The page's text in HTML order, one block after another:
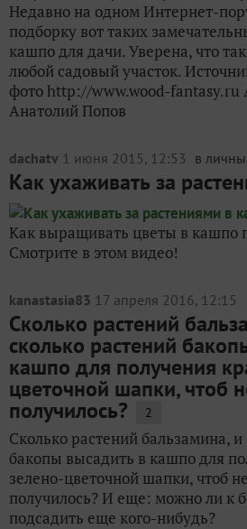
Недавно на одном Интернет-
подборку вот таких
кашпо для дачи. Уверена, что
любой садовый участок.
фото http://www.wood-fantasy.ru
Анатолий Попов
dachatv 1 июня 2015, 12:53 в
Как ухаживать за
Как выращивать цветы в кашпо
Смотрите в этом видео!
kanastasia83 17 апреля 2016, 12:15
Сколько растений
сколько растений
кашпо для получения
цветочной шапки, чтоб
получилось? 2
Сколько растений бальзамина,
бакопы высадить в кашпо для
зелено-цветочной шапки, чтоб
получилось? И еще: можно ли к
подсадить еще кого-нибудь?